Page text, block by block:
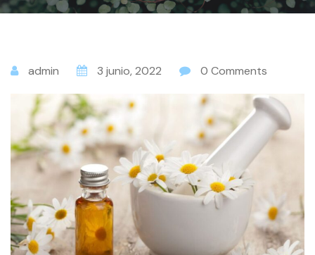
admin 3 junio, 2022 0 Comments